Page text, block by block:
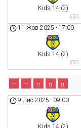
Kids 14 (2)
11 Жов 2025 -17:00
Kids 14 (2)
п п п п п
9 Лис 2025 - 09:00
Kids 14 (2)